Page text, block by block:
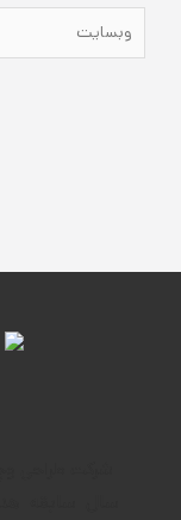
وبسایت